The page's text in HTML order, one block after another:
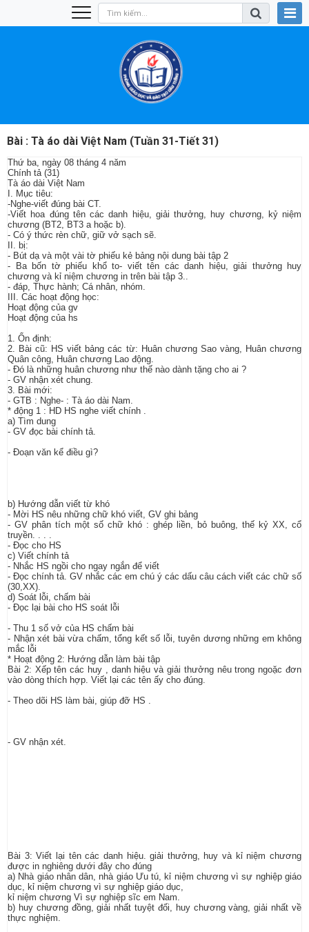
Bài : Tà áo dài Việt Nam (Tuần 31-Tiết 31)
Thứ ba, ngày 08 tháng 4 năm
Chính tả (31)
Tà áo dài Việt Nam
I. Mục tiêu:
-Nghe-viết đúng bài CT.
-Viết hoa đúng tên các danh hiệu, giải thưởng, huy chương, kỷ niệm
chương (BT2, BT3 a hoặc b).
- Có ý thức rèn chữ, giữ vở sạch sẽ.
II. bị:
- Bút dạ và một vài tờ phiếu kẻ bảng nội dung bài tập 2
- Ba bốn tờ phiếu khổ to- viết tên các danh hiệu, giải thưởng huy
chương và kỉ niệm chương in trên bài tập 3..
- đáp, Thực hành; Cá nhân, nhóm.
III. Các hoạt động học:
Hoạt động của gv
Hoạt động của hs
1. Ổn định:
2. Bài cũ: HS viết bảng các từ: Huân chương Sao vàng, Huân chương
Quân công, Huân chương Lao động.
- Đó là những huân chương như thế nào dành tặng cho ai ?
- GV nhận xét chung.
3. Bài mới:
- GTB : Nghe- : Tà áo dài Nam.
* động 1 : HD HS nghe viết chính .
a) Tìm dung
- GV đọc bài chính tả.
- Đoạn văn kể điều gì?
b) Hướng dẫn viết từ khó
- Mời HS nêu những chữ khó viết, GV ghi bảng
- GV phân tích một số chữ khó : ghép liền, bỏ buông, thế kỷ XX, cổ
truyền. . . .
- Đọc cho HS
c) Viết chính tả
- Nhắc HS ngồi cho ngay ngắn để viết
- Đọc chính tả. GV nhắc các em chú ý các dấu câu cách viết các chữ số
(30,XX).
d) Soát lỗi, chấm bài
- Đọc lại bài cho HS soát lỗi
- Thu 1 số vở của HS chấm bài
- Nhận xét bài vừa chấm, tổng kết số lỗi, tuyên dương những em không
mắc lỗi
* Hoạt động 2: Hướng dẫn làm bài tập
Bài 2: Xếp tên các huy , danh hiệu và giải thưởng nêu trong ngoặc đơn
vào dòng thích hợp. Viết lại các tên ấy cho đúng.
- Theo dõi HS làm bài, giúp đỡ HS .
- GV nhận xét.
Bài 3: Viết lại tên các danh hiệu. giải thưởng, huy và kỉ niệm chương
được in nghiêng dưới đây cho đúng
a) Nhà giáo nhân dân, nhà giáo Ưu tú, kỉ niệm chương vì sự nghiệp giáo
dục, kỉ niệm chương vì sự nghiệp giáo dục,
kỉ niệm chương Vì sự nghiệp sĩc em Nam.
b) huy chương đồng, giải nhất tuyệt đối, huy chương vàng, giải nhất về
thực nghiệm.